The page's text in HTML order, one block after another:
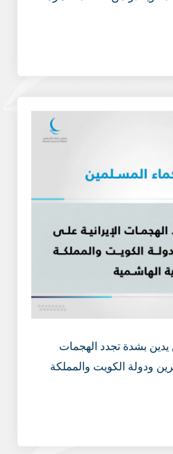
بشدة تجدد الهجمات
ودولة الكويت والمملكة